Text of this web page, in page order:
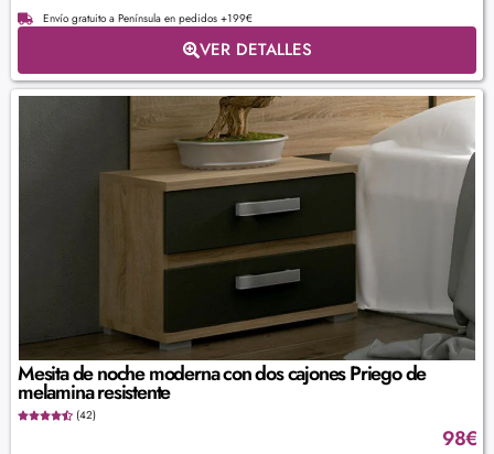
Envío gratuito a Península en pedidos +199€
VER DETALLES
Mesita de noche moderna con dos cajones Priego de
melamina resistente
(42)
98€